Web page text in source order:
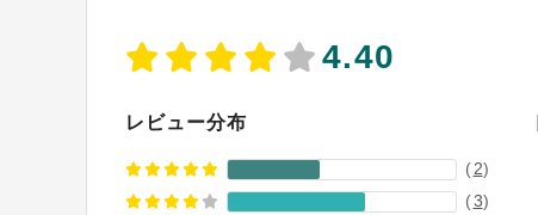
4.40
レビュー分布
(2)
(3)